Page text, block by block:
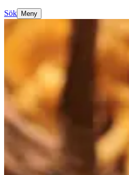
Sök Meny